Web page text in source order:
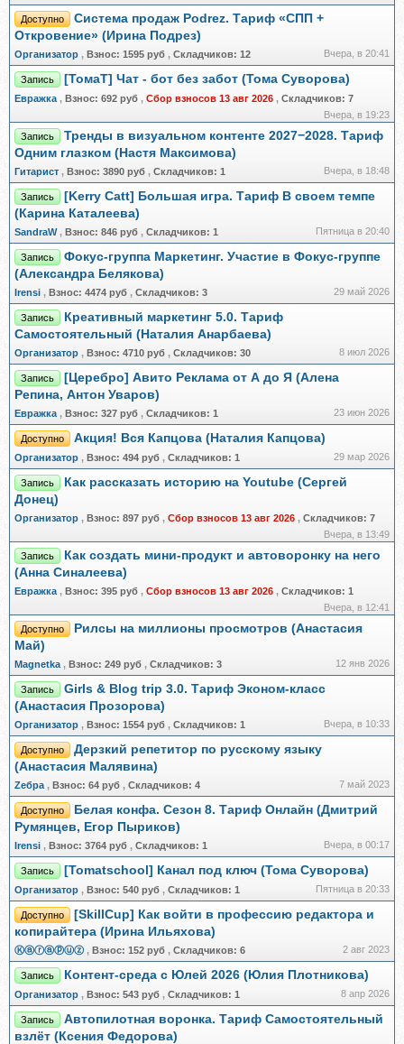
Доступно
Система продаж Podrez. Тариф «СПП +
Откровение» (Ирина Подрез)
Организатор , Взнос: 1595 руб , Складчиков: 12 Вчера, в 20:41
Запись [ТомаТ] Чат - бот без забот (Тома Суворова)
Евражкa , Взнос: 692 руб , Сбор взносов 13 авг 2026 , Складчиков: 7
Вчера, в 19:23
Запись
Тренды в визуальном контенте 2027−2028. Тариф
Одним глазком (Настя Максимова)
Гитарист , Взнос: 3890 руб , Складчиков: 1 Вчера, в 18:48
Запись
[Kerry Catt] Большая игра. Тариф В своем темпе
(Карина Каталеева)
SandraW, Взнос: 846 руб , Складчиков: 1 Пятница в 20:40
Запись
Фокус-группа Маркетинг. Участие в Фокус-группе
(Александра Белякова)
Irensi , Взнос: 4474 руб , Складчиков: 3 29 май 2026
Запись
Креативный маркетинг 5.0. Тариф
Самостоятельный (Наталия Анарбаева)
Организатор , Взнос: 4710 руб , Складчиков: 30 8 июл 2026
Запись
[Церебро] Авито Реклама от А до Я (Алена
Репина, Антон Уваров)
Евражкa , Взнос: 327 руб , Складчиков: 1 23 июн 2026
Доступно Акция! Вся Капцова (Наталия Капцова)
Организатор , Взнос: 494 руб , Складчиков: 1 29 мар 2026
Запись
Как рассказать историю на Youtube (Сергей
Донец)
Организатор , Взнос: 897 руб , Сбор взносов 13 авг 2026 , Складчиков: 7
Вчера, в 13:49
Запись
Как создать мини-продукт и автоворонку на него
(Анна Синалеева)
Евражкa , Взнос: 395 руб , Сбор взносов 13 авг 2026 , Складчиков: 1
Вчера, в 12:41
Доступно
Рилсы на миллионы просмотров (Анастасия
Май)
Magnetka , Взнос: 249 руб , Складчиков: 3 12 янв 2026
Запись
Girls & Blog trip 3.0. Тариф Эконом-класс
(Анастасия Прозорова)
Организатор , Взнос: 1554 руб , Складчиков: 1 Вчера, в 10:33
Доступно
Дерзкий репетитор по русскому языку
(Анастасия Малявина)
Zебра , Взнос: 64 руб , Складчиков: 4 7 май 2023
Доступно
Белая конфа. Сезон 8. Тариф Онлайн (Дмитрий
Румянцев, Егор Пыриков)
Irensi , Взнос: 3764 руб , Складчиков: 1 Вчера, в 00:17
Запись [Tomatschool] Канал под ключ (Тома Суворова)
Организатор , Взнос: 540 руб , Складчиков: 1 Пятница в 20:33
Доступно
[SkillCup] Как войти в профессию редактора и
копирайтера (Ирина Ильяхова)
Ⓚⓐⓡⓐⓟⓤⓩ , Взнос: 152 руб , Складчиков: 6 2 авг 2023
Запись Контент-среда с Юлей 2026 (Юлия Плотникова)
Организатор , Взнос: 543 руб , Складчиков: 1 8 апр 2026
Запись
Автопилотная воронка. Тариф Самостоятельный
взлёт (Ксения Федорова)